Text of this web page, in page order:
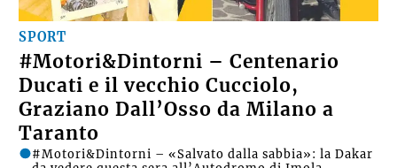
SPORT
#Motori&Dintorni – Centenario
Ducati e il vecchio Cucciolo,
Graziano Dall’Osso da Milano a
Taranto
#Motori&Dintorni – «Salvato dalla sabbia»: la Dakar